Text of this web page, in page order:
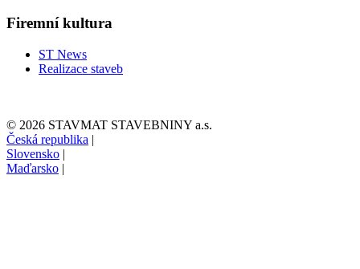
Firemní kultura
ST News
Realizace staveb
© 2026 STAVMAT STAVEBNINY a.s.
Česká republika |
Slovensko |
Maďarsko |